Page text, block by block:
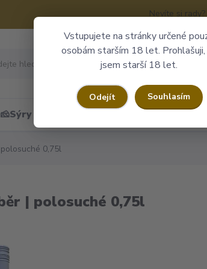
Vstupujete na stránky určené
osobám starším 18 let. Prohlašuji,
jsem starší 18 let.
Odejít Souhlasím
Nevíte si
🧀Sýry
0,75l
| polosuché 0,75l